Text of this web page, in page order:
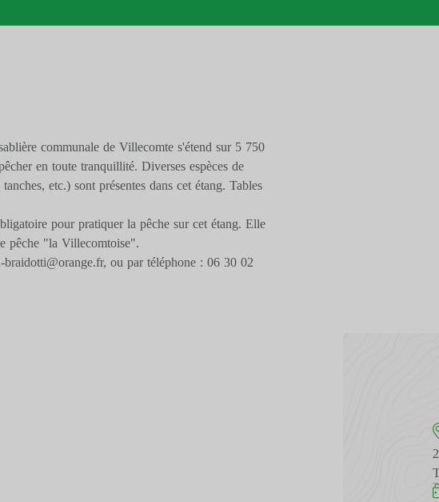
communale de Villecomte s'étend sur 5 750
en toute tranquillité. Diverses espèces de
etc.) sont présentes dans cet étang. Tables
pour pratiquer la pêche sur cet étang. Elle
pêche "la Villecomtoise".
ou par téléphone : 06 30 02